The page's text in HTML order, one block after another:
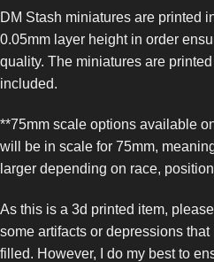
DM Stash miniatures are printed
0.05mm layer height in order
quality. The miniatures are
included.
**75mm scale options available
will be in scale for 75mm,
larger depending on race,
As this is a 3d printed item,
some artifacts or depressions
filled. However, I do my best to